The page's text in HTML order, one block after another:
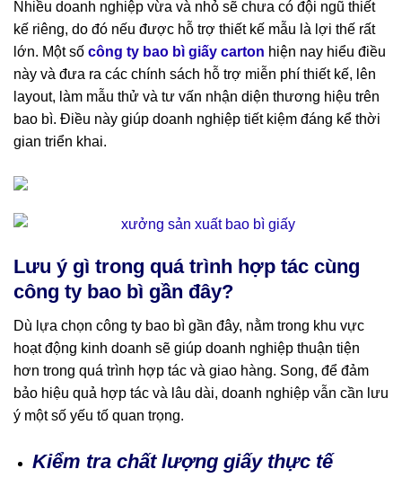
Nhiều doanh nghiệp vừa và nhỏ sẽ chưa có đội ngũ thiết
kế riêng, do đó nếu được hỗ trợ thiết kế mẫu là lợi thế rất
lớn. Một số công ty bao bì giấy carton hiện nay hiểu điều
này và đưa ra các chính sách hỗ trợ miễn phí thiết kế, lên
layout, làm mẫu thử và tư vấn nhận diện thương hiệu trên
bao bì. Điều này giúp doanh nghiệp tiết kiệm đáng kể thời
gian triển khai.
Lưu ý gì trong quá trình hợp tác cùng
công ty bao bì gần đây?
Dù lựa chọn công ty bao bì gần đây, nằm trong khu vực
hoạt động kinh doanh sẽ giúp doanh nghiệp thuận tiện
hơn trong quá trình hợp tác và giao hàng. Song, để đảm
bảo hiệu quả hợp tác và lâu dài, doanh nghiệp vẫn cần lưu
ý một số yếu tố quan trọng.
Kiểm tra chất lượng giấy thực tế